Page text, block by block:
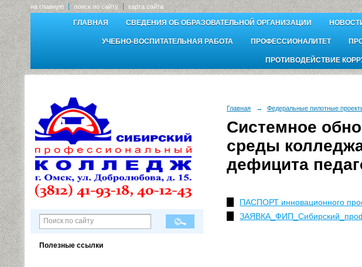
на главную поиск по сайту карта сайта
ГЛАВНАЯ СВЕДЕНИЯ ОБ ОБРАЗОВАТЕЛЬНОЙ ОРГАНИЗАЦИИ
УЧЕБНО-ВОСПИТАТЕЛЬНАЯ РАБОТА ПРОФЕССИОНАЛИТЕТ
ПРОТИВОДЕЙСТВИЕ
Полезные ссылки
Главная → Федеральные пилотные
Системное
среды
дефицита
ПАСПОРТ инновационного